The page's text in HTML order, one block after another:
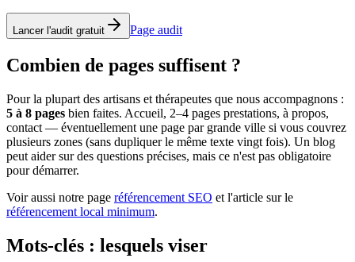
Lancer l'audit gratuit Page audit
Combien de pages suffisent ?
Pour la plupart des artisans et thérapeutes que nous accompagnons :
5 à 8 pages bien faites. Accueil, 2–4 pages prestations, à propos,
contact — éventuellement une page par grande ville si vous couvrez
plusieurs zones (sans dupliquer le même texte vingt fois). Un blog
peut aider sur des questions précises, mais ce n'est pas obligatoire
pour démarrer.
Voir aussi notre page référencement SEO et l'article sur le
référencement local minimum.
Mots-clés : lesquels viser